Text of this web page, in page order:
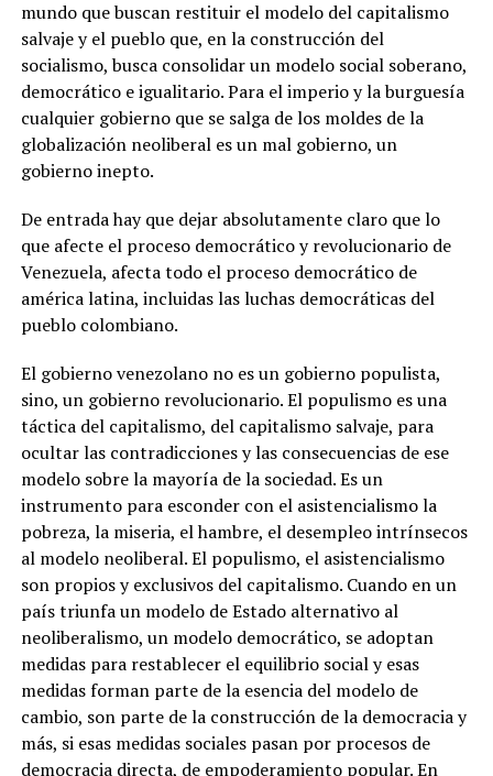
mundo que buscan restituir el modelo del capitalismo
salvaje y el pueblo que, en la construcción del
socialismo, busca consolidar un modelo social soberano,
democrático e igualitario. Para el imperio y la burguesía
cualquier gobierno que se salga de los moldes de la
globalización neoliberal es un mal gobierno, un
gobierno inepto.
De entrada hay que dejar absolutamente claro que lo
que afecte el proceso democrático y revolucionario de
Venezuela, afecta todo el proceso democrático de
américa latina, incluidas las luchas democráticas del
pueblo colombiano.
El gobierno venezolano no es un gobierno populista,
sino, un gobierno revolucionario. El populismo es una
táctica del capitalismo, del capitalismo salvaje, para
ocultar las contradicciones y las consecuencias de ese
modelo sobre la mayoría de la sociedad. Es un
instrumento para esconder con el asistencialismo la
pobreza, la miseria, el hambre, el desempleo intrínsecos
al modelo neoliberal. El populismo, el asistencialismo
son propios y exclusivos del capitalismo. Cuando en un
país triunfa un modelo de Estado alternativo al
neoliberalismo, un modelo democrático, se adoptan
medidas para restablecer el equilibrio social y esas
medidas forman parte de la esencia del modelo de
cambio, son parte de la construcción de la democracia y
más, si esas medidas sociales pasan por procesos de
democracia directa, de empoderamiento popular. En